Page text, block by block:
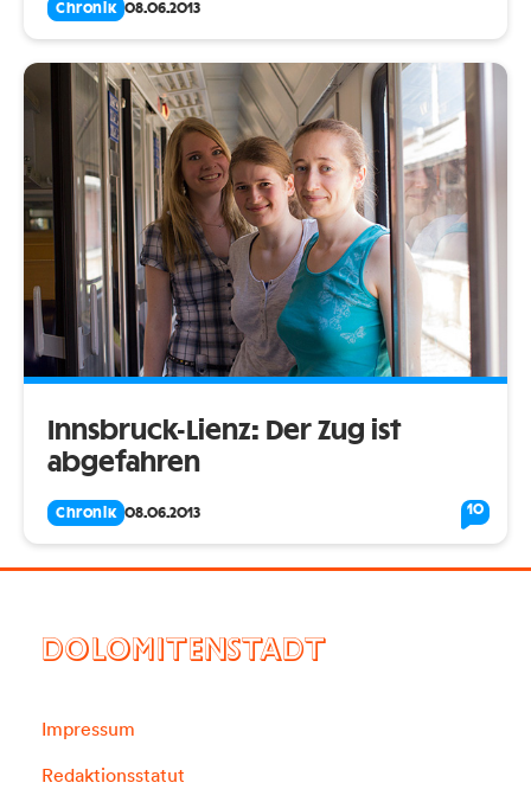
Chronik 08.06.2013
Innsbruck-Lienz: Der Zug ist
abgefahren
Chronik 08.06.2013 10
DOLOMITENSTADT
Impressum
Redaktionsstatut